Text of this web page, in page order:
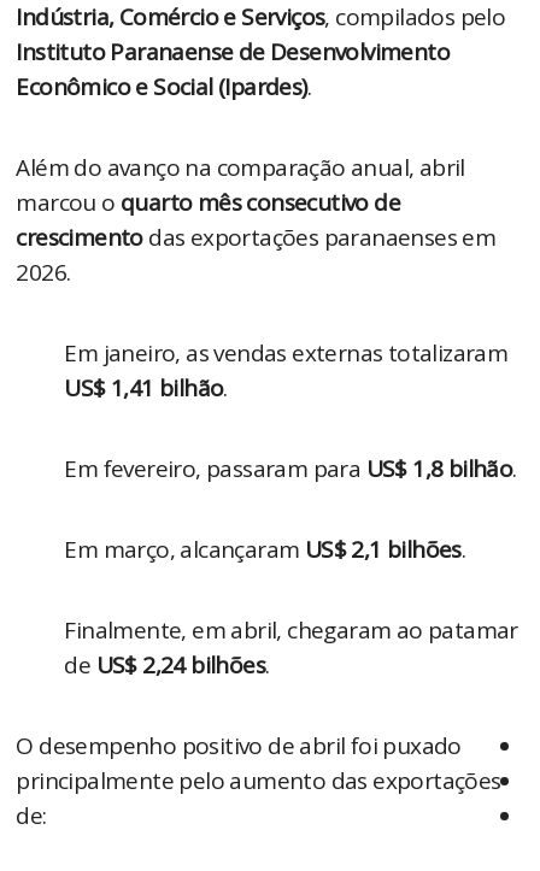
Indústria, Comércio e Serviços
Instituto Paranaense de Desenvolvimento
Econômico e Social (Ipardes).
Além do avanço na comparação anual, abril
marcou o quarto mês consecutivo de
crescimento das exportações paranaenses em
2026.
US$ 1,41 bilhão.
Em fevereiro, passaram para US$ 1,8 bilhão.
Em março, alcançaram US$ 2,1 bilhões.
Finalmente, em abril, chegaram ao patamar
de US$ 2,24 bilhões.
O desempenho positivo de abril foi puxado
principalmente pelo aumento das exportações
de: